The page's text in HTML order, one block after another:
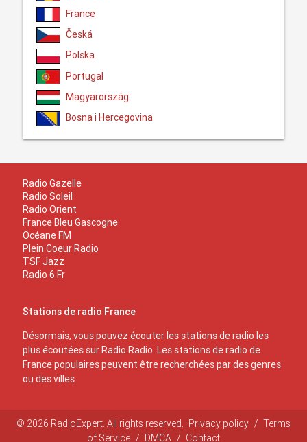
France
Česká
Polska
Portugal
Magyarország
Bosna i Hercegovina
Radio Gazelle
Radio Soleil
Radio Orient
France Bleu Gascogne
Océane FM
Plein Coeur Radio
TSF Jazz
Radio 6 Fr
Stations de radio France
Désormais, vous pouvez écouter les stations de radio les
plus écoutées sur Radio Radio. Les stations de radio de
France populaires peuvent être recherchées par des genres
ou des villes.
© 2026 RadioExpert. All rights reserved. Privacy policy / Terms
of Service / DMCA / Contact